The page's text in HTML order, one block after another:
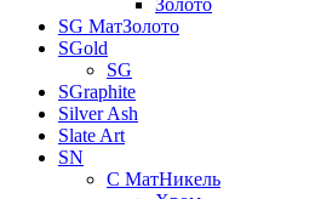
Золото
SG МатЗолото
SGold
SG
SGraphite
Silver Ash
Slate Art
SN
C МатНикель